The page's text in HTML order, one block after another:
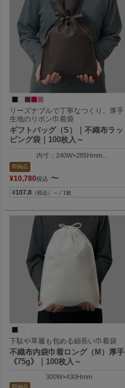
リーズナブルで丁寧なつくり。厚手
生地のリボン巾着袋
ギフトバッグ（S）｜不織布ラッ
ピング袋｜100枚入～
内寸：240W×285Hmm
即納品
¥10,780税込 〜
¥107.8 （税込）～ ⁄ 1枚
下駄や草履も包める細長い巾着袋
不織布内袋巾着ロング（M）厚手
《75g》｜100枚入～
300W×430Hmm